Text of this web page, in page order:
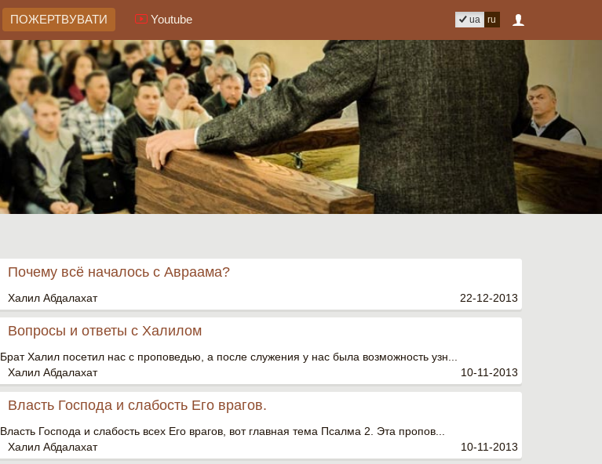
ПОЖЕРТВУВАТИ Youtube ua ru
Почему всё началось с Авраама?
Халил Абдалахат 22-12-2013
Вопросы и ответы с Халилом
Брат Халил посетил нас с проповедью, а после служения у нас была возможность узн...
Халил Абдалахат
10-11-2013
Власть Господа и слабость Его врагов.
Власть Господа и слабость всех Его врагов, вот главная тема Псалма 2. Эта пропов...
Халил Абдалахат
10-11-2013